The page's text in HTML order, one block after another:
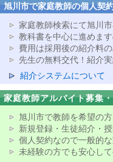
旭川市で家庭教師の個人契
家庭教師検索にて旭川
教科書を中心に進めま
費用は採用後の紹介料
先生の無料交代！紹介
紹介システムについて
家庭教師アルバイト募集
旭川市で教師を希望の
新規登録・生徒紹介・
個人契約なので一般的
未経験の方でも安心し